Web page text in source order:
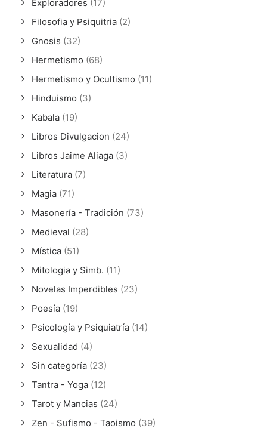
Exploradores (17)
Filosofia y Psiquitria (2)
Gnosis (32)
Hermetismo (68)
Hermetismo y Ocultismo (11)
Hinduismo (3)
Kabala (19)
Libros Divulgacion (24)
Libros Jaime Aliaga (3)
Literatura (7)
Magia (71)
Masonería - Tradición (73)
Medieval (28)
Mística (51)
Mitologia y Simb. (11)
Novelas Imperdibles (23)
Poesía (19)
Psicología y Psiquiatría (14)
Sexualidad (4)
Sin categoría (23)
Tantra - Yoga (12)
Tarot y Mancias (24)
Zen - Sufismo - Taoismo (39)